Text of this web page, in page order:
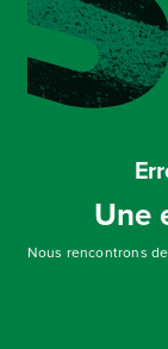
Une
Nous rencontrons